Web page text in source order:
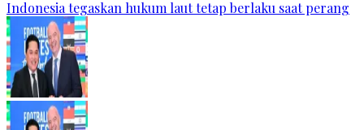
Indonesia tegaskan hukum laut tetap berlaku saat perang